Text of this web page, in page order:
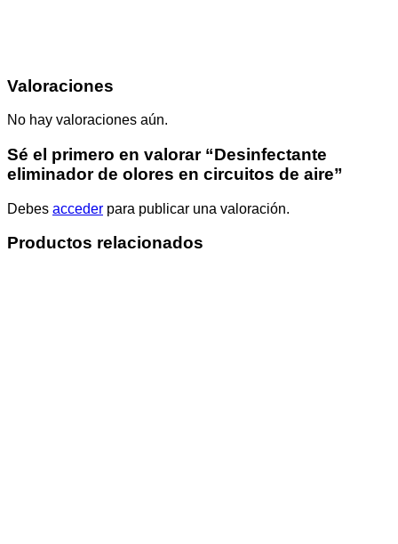
Valoraciones
No hay valoraciones aún.
Sé el primero en valorar “Desinfectante
eliminador de olores en circuitos de aire”
Debes acceder para publicar una valoración.
Productos relacionados